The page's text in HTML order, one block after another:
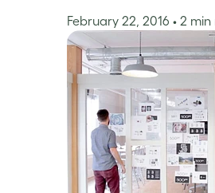
February 22, 2016 • 2